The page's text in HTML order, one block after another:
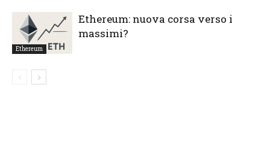
Ethereum
Ethereum: nuova corsa verso i
massimi?